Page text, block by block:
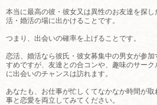
本当に最高の彼・彼女又は異性のお友達を探
活・婚活の場に出かけることです。
つまり、出会いの確率を上げることです。
恋活、婚活なら彼氏・彼女募集中の男女が参
すめですが、友達との合コンや、趣味のサー
に出会いのチャンスは訪れます。
あなたも、お仕事が忙しくてなかなか時間が
事と恋愛を両立してみてください。